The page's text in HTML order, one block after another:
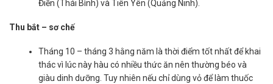
Điền (Thái Bình) và Tiên Yên (Quảng Ninh).
Thu bắt – sơ chế
Tháng 10 – tháng 3 hằng năm là thời điểm tốt nhất để khai
thác vì lúc này hàu có nhiều thức ăn nên thường béo và
giàu dinh dưỡng. Tuy nhiên nếu chỉ dùng vỏ để làm thuốc